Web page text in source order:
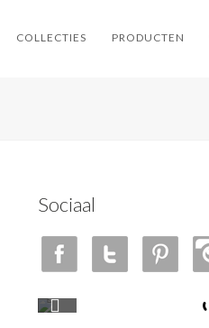
COLLECTIES PRODUCTEN
Sociaal